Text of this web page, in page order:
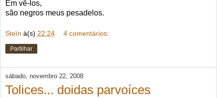
Em vê-los,
são negros meus pesadelos.
Steïn à(s) 22:24 4 comentários:
Partilhar
sábado, novembro 22, 2008
Tolices... doidas parvoíces